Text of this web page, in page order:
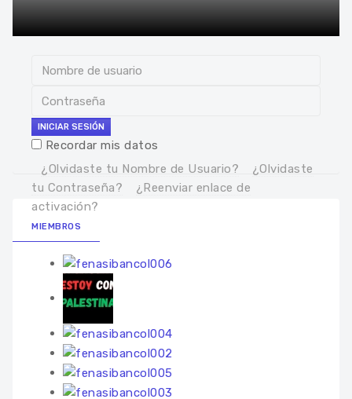
INICIAR SESIÓN
Recordar mis datos
¿Olvidaste tu Nombre de Usuario?
¿Olvidaste
tu Contraseña?
¿Reenviar enlace de
activación?
MIEMBROS